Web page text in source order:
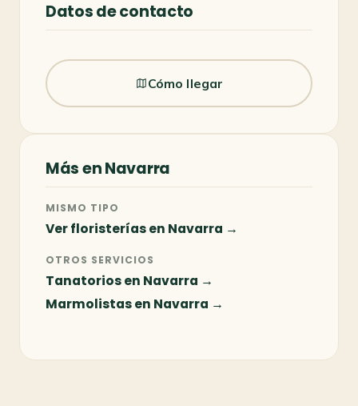
Datos de contacto
Cómo llegar
Más en Navarra
MISMO TIPO
Ver floristerías en Navarra →
OTROS SERVICIOS
Tanatorios en Navarra →
Marmolistas en Navarra →